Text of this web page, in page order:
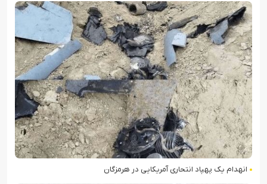
انهدام یک پهپاد انتحاری آمریکایی در هرمزگان